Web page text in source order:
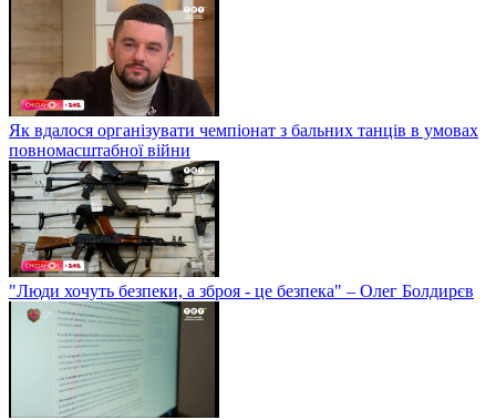
Як вдалося організувати чемпіонат з бальних танців в умовах
повномасштабної війни
"Люди хочуть безпеки, а зброя - це безпека" – Олег Болдирєв